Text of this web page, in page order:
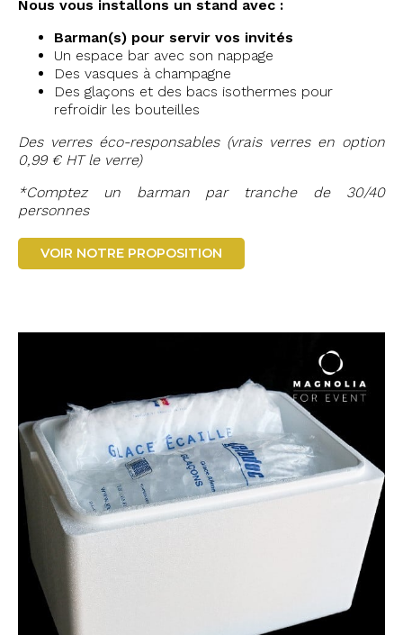
Nous vous installons un stand avec :
Barman(s) pour servir vos invités
Un espace bar avec son nappage
Des vasques à champagne
Des glaçons et des bacs isothermes pour
refroidir les bouteilles
Des verres éco-responsables (vrais verres en option
0,99 € HT le verre)
*Comptez un barman par tranche de 30/40
personnes
VOIR NOTRE PROPOSITION